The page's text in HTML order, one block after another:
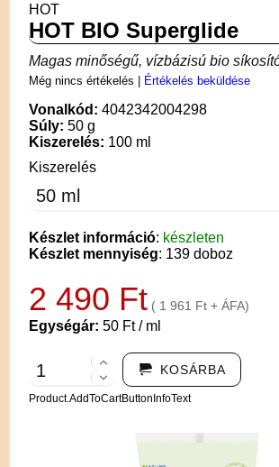
HOT
HOT BIO Superglide
Magas minőségű, vízbázisú bio
Még nincs értékelés Értékelés beküldése
Vonalkód: 4042342004298
Súly: 50 g
Kiszerelés: 100 ml
Kiszerelés
Készlet információ: készleten
Készlet mennyiség: 139 doboz
2 490 Ft ( 1 961 Ft + ÁFA)
Egységár: 50 Ft / ml
KOSÁRBA
Product.AddToCartButtonInfoText